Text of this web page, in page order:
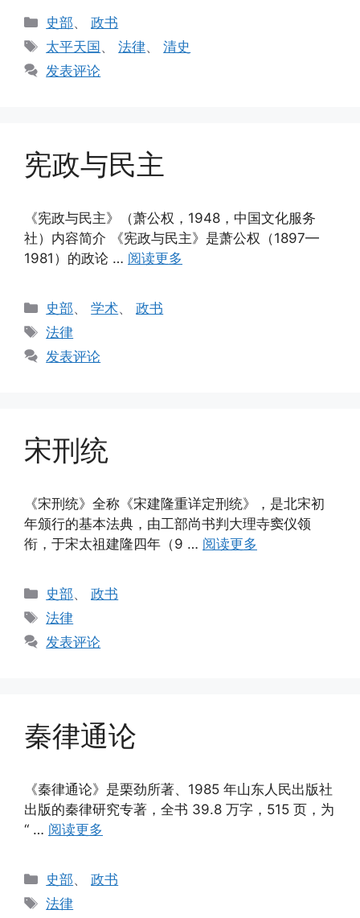
分
类
史部、政书
标
签
太平天国 、法律、清史
发表评论
宪政与民主
《宪政与民主》（萧公权，1948，中国文化服务
社）内容简介 《宪政与民主》是萧公权（1897—
1981）的政论 … 阅读更多
分
类
史部、学术、政书
标
签
法律
发表评论
宋刑统
《宋刑统》全称《宋建隆重详定刑统》，是北宋初
年颁行的基本法典，由工部尚书判大理寺窦仪领
衔，于宋太祖建隆四年（9 … 阅读更多
分
类
史部、政书
标
签
法律
发表评论
秦律通论
《秦律通论》是栗劲所著、1985 年山东人民出版社
出版的秦律研究专著，全书 39.8 万字，515 页，为
“ … 阅读更多
分
类
史部、政书
标
法律